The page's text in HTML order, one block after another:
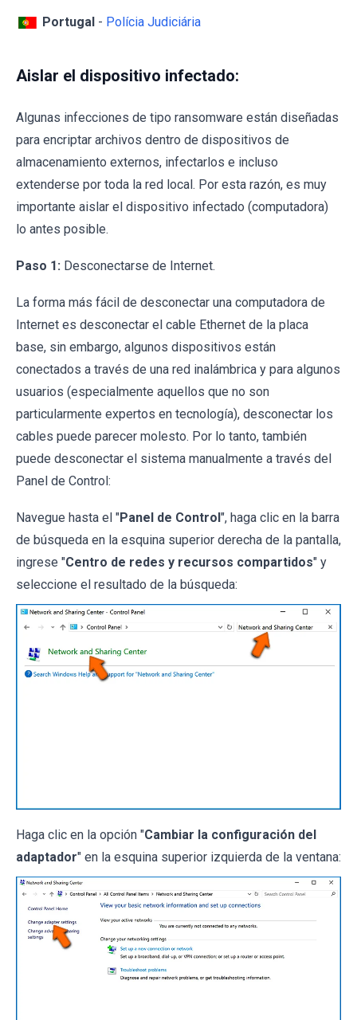
Portugal - Polícia Judiciária
Aislar el dispositivo infectado:
Algunas infecciones de tipo ransomware están diseñadas
para encriptar archivos dentro de dispositivos de
almacenamiento externos, infectarlos e incluso
extenderse por toda la red local. Por esta razón, es muy
importante aislar el dispositivo infectado (computadora)
lo antes posible.
Paso 1: Desconectarse de Internet.
La forma más fácil de desconectar una computadora de
Internet es desconectar el cable Ethernet de la placa
base, sin embargo, algunos dispositivos están
conectados a través de una red inalámbrica y para algunos
usuarios (especialmente aquellos que no son
particularmente expertos en tecnología), desconectar los
cables puede parecer molesto. Por lo tanto, también
puede desconectar el sistema manualmente a través del
Panel de Control:
Navegue hasta el "Panel de Control ", haga clic en la barra
de búsqueda en la esquina superior derecha de la pantalla,
ingrese "Centro de redes y recursos compartidos" y
seleccione el resultado de la búsqueda:
Haga clic en la opción "Cambiar la configuración del
adaptador" en la esquina superior izquierda de la ventana: